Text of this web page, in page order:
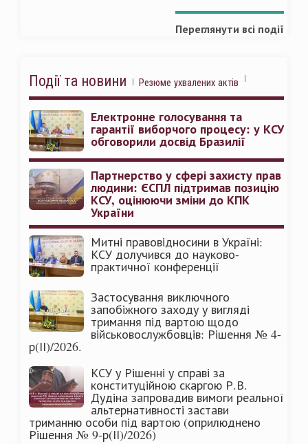
Переглянути всі події
Події та новини Резюме ухвалених актів
Електронне голосування та
гарантії виборчого процесу: у КСУ
обговорили досвід Бразилії
Партнерство у сфері захисту прав
людини: ЄСПЛ підтримав позицію
КСУ, оцінюючи зміни до КПК
України
Митні правовідносини в Україні:
КСУ долучився до науково-
практичної конференції
Застосування виключного
запобіжного заходу у вигляді
тримання під вартою щодо
військовослужбовців: Рішення № 4-
р(ІІ)/2026.
КСУ у Рішенні у справі за
конституційною скаргою Р.В.
Дудіна запровадив вимоги реальної
альтернативності застави
триманню особи під вартою (оприлюднено
Рішення № 9-р(ІІ)/2026)